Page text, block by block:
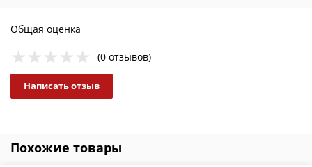
Общая оценка
(0 отзывов)
Написать отзыв
Похожие товары